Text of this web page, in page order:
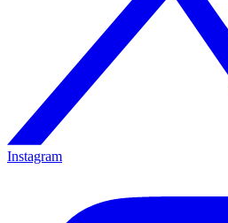
Instagram